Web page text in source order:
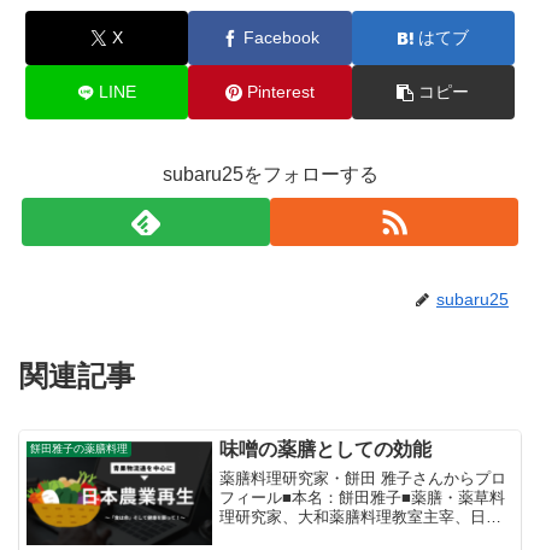
X Facebook はてブ
LINE Pinterest コピー
subaru25をフォローする
subaru25
関連記事
餅田雅子の薬膳料理 味噌の薬膳としての効能
薬膳料理研究家・餅田 雅子さんからプロ
フィール■本名：餅田雅子■薬膳・薬草料
理研究家、大和薬膳料理教室主宰、日本